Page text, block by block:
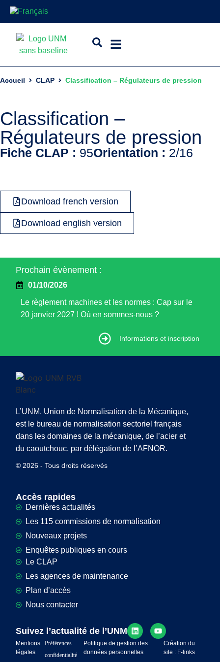
Accueil CLAP Classification – Régulateurs de pression
Classification –
Régulateurs de pression
Fiche CLAP : 95Orientation : 2/16
Download french version
Download english version
Prochain évènement :
01/10/2026
Le règlement machines et les normes : Cap sur le
20 janvier 2027 ! Où en sommes-nous ?
Informations et inscription
L’UNM, Union de Normalisation de la Mécanique,
est le bureau de normalisation sectoriel français
dans les domaines de la mécanique, de l’acier et
du caoutchouc, par délégation de l’AFNOR.
© 2026 - Tous droits réservés
Accès rapides
Dernières actualités
Les 115 commissions de normalisation
Nouveaux projets
Enquêtes publiques en cours
Le CLAP
Les agences de maintenance
Plan d’accès
Nous contacter
Suivez l’actualité de l’UNM
Mentions
légales
Préférences
confidentialité
Politique de gestion des
données personnelles
Création du
site : F-links